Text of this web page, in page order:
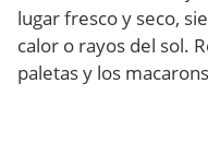
lugar fresco y seco,
calor o rayos del sol.
paletas y los